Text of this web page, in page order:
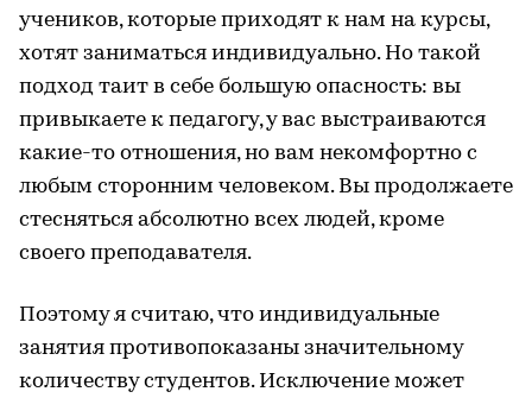
учеников, которые приходят к нам на курсы,
хотят заниматься индивидуально. Но такой
подход таит в себе большую опасность: вы
привыкаете к педагогу, у вас выстраиваются
какие-то отношения, но вам некомфортно с
любым сторонним человеком. Вы продолжаете
стесняться абсолютно всех людей, кроме
своего преподавателя.
Поэтому я считаю, что индивидуальные
занятия противопоказаны значительному
количеству студентов. Исключение может